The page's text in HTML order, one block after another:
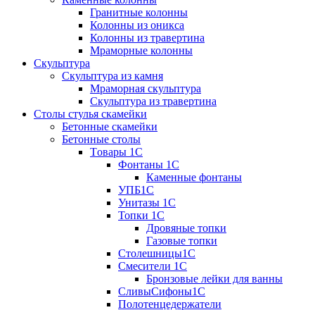
Гранитные колонны
Колонны из оникса
Колонны из травертина
Мраморные колонны
Скульптура
Скульптура из камня
Мраморная скульптура
Скульптура из травертина
Столы стулья скамейки
Бетонные скамейки
Бетонные столы
Tовары 1C
Фонтаны 1C
Каменные фонтаны
УПБ1С
Унитазы 1С
Топки 1С
Дровяные топки
Газовые топки
Столешницы1С
Смесители 1С
Бронзовые лейки для ванны
СливыСифоны1С
Полотенцедержатели